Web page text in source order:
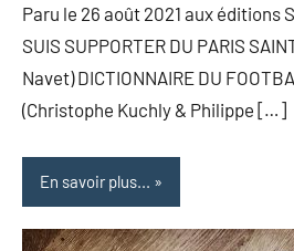
Paru le 26 août 2021 aux éditions
SUIS SUPPORTER DU PARIS
Navet) DICTIONNAIRE DU
(Christophe Kuchly & Philippe […]
En savoir plus...